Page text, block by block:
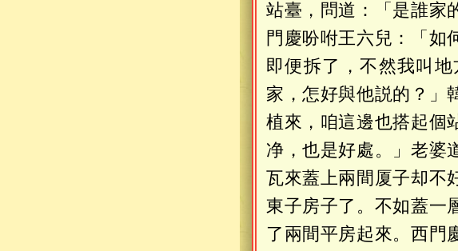
站臺，問道：「是誰家
門慶吩咐王六兒：「如
即便拆了，不然我叫
家，怎好與他説的？」
植來，咱這邊也搭起個
净，也是好處。」老婆
瓦來蓋上兩間厦子却不
東子房子了。不如蓋一
了兩間平房起來。西門